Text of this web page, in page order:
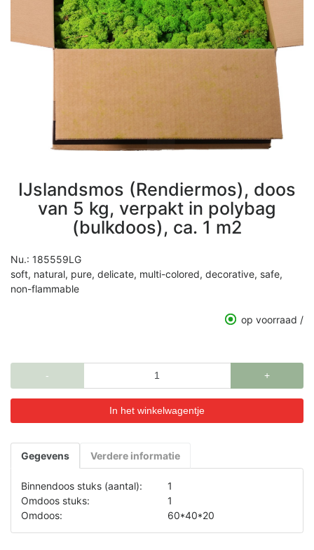
IJslandsmos (Rendiermos), doos
van 5 kg, verpakt in polybag
(bulkdoos), ca. 1 m2
Nu.: 185559LG
soft, natural, pure, delicate, multi-colored, decorative, safe,
non-flammable
op voorraad /
- +
Gegevens Verdere informatie
Binnendoos stuks (aantal):
1
Omdoos stuks:
1
Omdoos:
60*40*20